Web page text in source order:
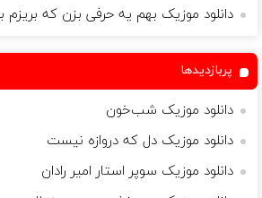
دانلود موزیک بهم یه حرفی بزن که بریزم
پربازدیدها
دانلود موزیک شب‌خون
دانلود موزیک دل که دروازه نیست
دانلود موزیک سوپر استار امیر رادان